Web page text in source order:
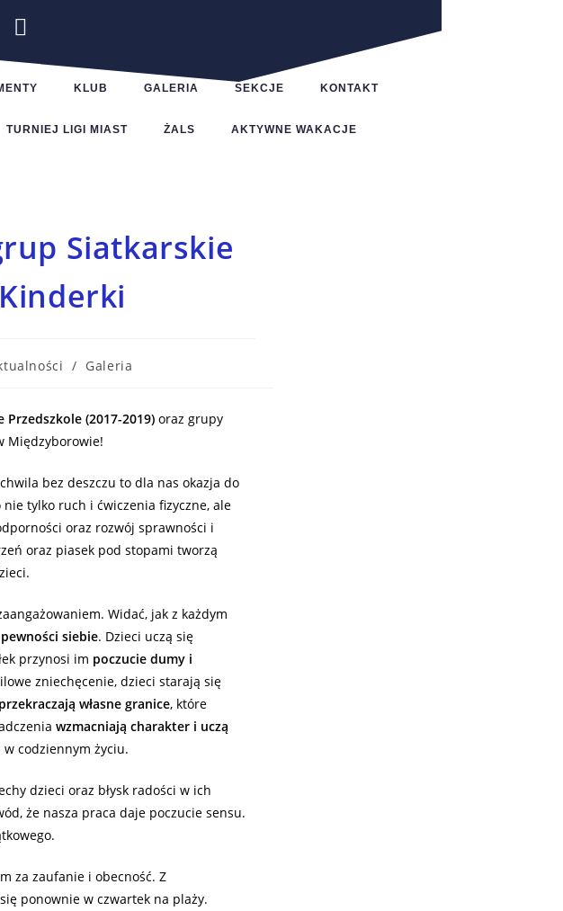
KLUB GALERIA SEKCJE KONTAKT
TURNIEJ LIGI MIAST ŻALS AKTYWNE WAKACJE
Siatkarskie
/ Galeria
Przedszkole (2017-2019) oraz grupy
Międzyborowie!
bez deszczu to dla nas okazja do
tylko ruch i ćwiczenia fizyczne, ale
oraz rozwój sprawności i
oraz piasek pod stopami tworzą
Widać, jak z każdym
pewności siebie. Dzieci uczą się
przynosi im poczucie dumy i
zniechęcenie, dzieci starają się
przekraczają własne granice, które
wzmacniają charakter i uczą
codziennym życiu.
dzieci oraz błysk radości w ich
że nasza praca daje poczucie sensu.
za zaufanie i obecność. Z
ponownie w czwartek na plaży.